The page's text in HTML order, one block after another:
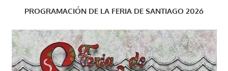
PROGRAMACIÓN DE LA FERIA DE SANTIAGO 2026